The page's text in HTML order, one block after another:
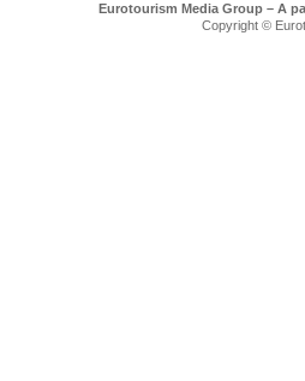
Eurotourism Media Group – A
Copyright ©